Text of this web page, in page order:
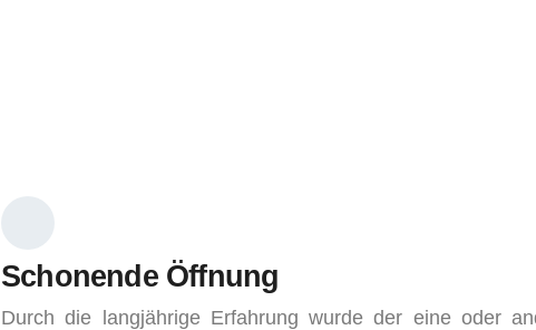
Schonende Öffnung
Durch die langjährige Erfahrung wurde der eine oder